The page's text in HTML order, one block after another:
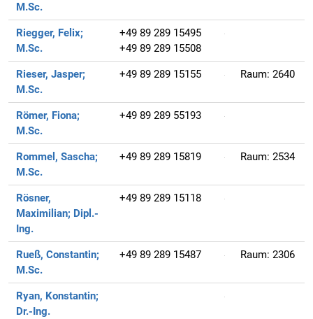
M.Sc.
Riegger, Felix;
M.Sc.
+49 89 289 15495
+49 89 289 15508
Rieser, Jasper;
M.Sc.
+49 89 289 15155 Raum: 2640
Römer, Fiona;
M.Sc.
+49 89 289 55193
Rommel, Sascha;
M.Sc.
+49 89 289 15819 Raum: 2534
Rösner,
Maximilian; Dipl.-
Ing.
+49 89 289 15118
Rueß, Constantin;
M.Sc.
+49 89 289 15487 Raum: 2306
Ryan, Konstantin;
Dr.-Ing.